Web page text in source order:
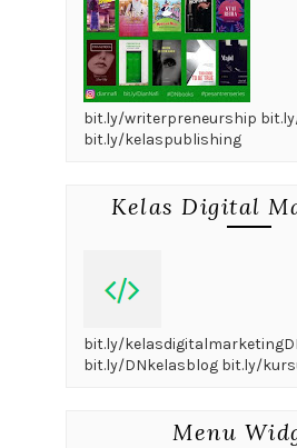
bit.ly/writerpreneurship
bit.ly/kelaspublishing
Kelas Digital
bit.ly/
bit.ly/DNkelasblog bit.ly/
Menu